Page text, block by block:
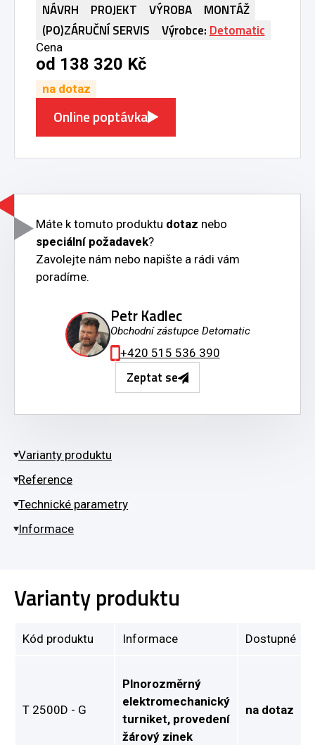
NÁVRH PROJEKT VÝROBA
MONTÁŽ
(PO)ZÁRUČNÍ SERVIS
Výrobce: Detomatic
Cena
od 138 320 Kč
na dotaz
Online poptávka
Máte k tomuto produktu dotaz nebo
speciální požadavek?
Zavolejte nám nebo napište a rádi vám
poradíme.
Petr Kadlec
Obchodní zástupce Detomatic
+420 515 536 390
Zeptat se
Varianty produktu
Reference
Technické parametry
Informace
Varianty produktu
Kód produktu Informace Dostupné
T 2500D - G
Plnorozměrný
elektromechanický
turniket, provedení
žárový zinek
na dotaz